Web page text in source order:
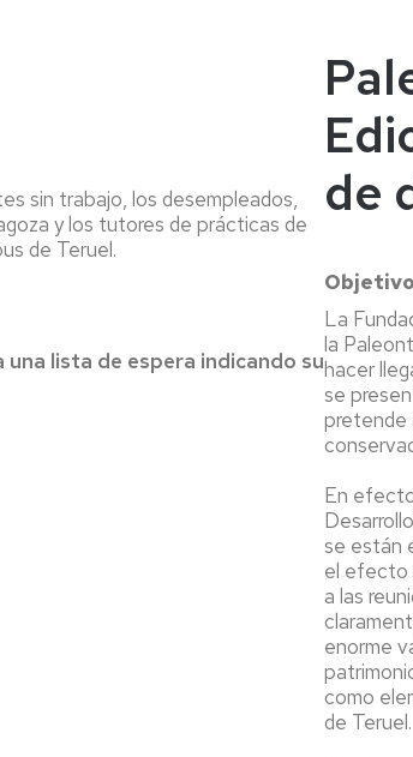
sin trabajo, los desempleados,
y los tutores de prácticas de
de Teruel.
una lista de espera indicando su
de
La
la
hacer
se
pretende
En
se están
el efecto
a las
enorme
como
de Teruel.